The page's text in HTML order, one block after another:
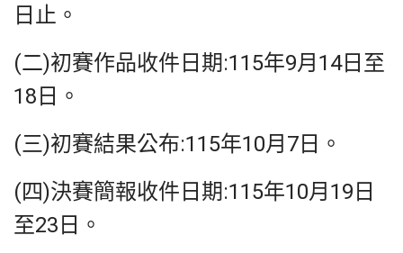
日止。
(二)初賽作品收件日期:115年9月14日至
18日。
(三)初賽結果公布:115年10月7日。
(四)決賽簡報收件日期:115年10月19日
至23日。